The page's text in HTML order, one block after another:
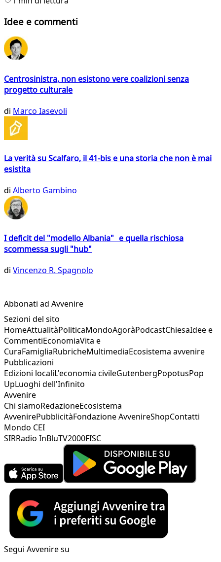
Idee e commenti
Centrosinistra, non esistono vere coalizioni senza
progetto culturale
di Marco Iasevoli
La verità su Scalfaro, il 41-bis e una storia che non è mai
esistita
di Alberto Gambino
I deficit del "modello Albania" e quella rischiosa
scommessa sugli "hub"
di Vincenzo R. Spagnolo
Abbonati ad Avvenire
Sezioni del sito
HomeAttualitàPoliticaMondoAgoràPodcastChiesaIdee e
CommentiEconomiaVita e
CuraFamigliaRubricheMultimediaEcosistema avvenire
Pubblicazioni
Edizioni localiL'economia civileGutenbergPopotusPop
UpLuoghi dell'Infinito
Avvenire
Chi siamoRedazioneEcosistema
AvvenirePubblicitàFondazione AvvenireShopContatti
Mondo CEI
SIRRadio InBluTV2000FISC
Segui Avvenire su